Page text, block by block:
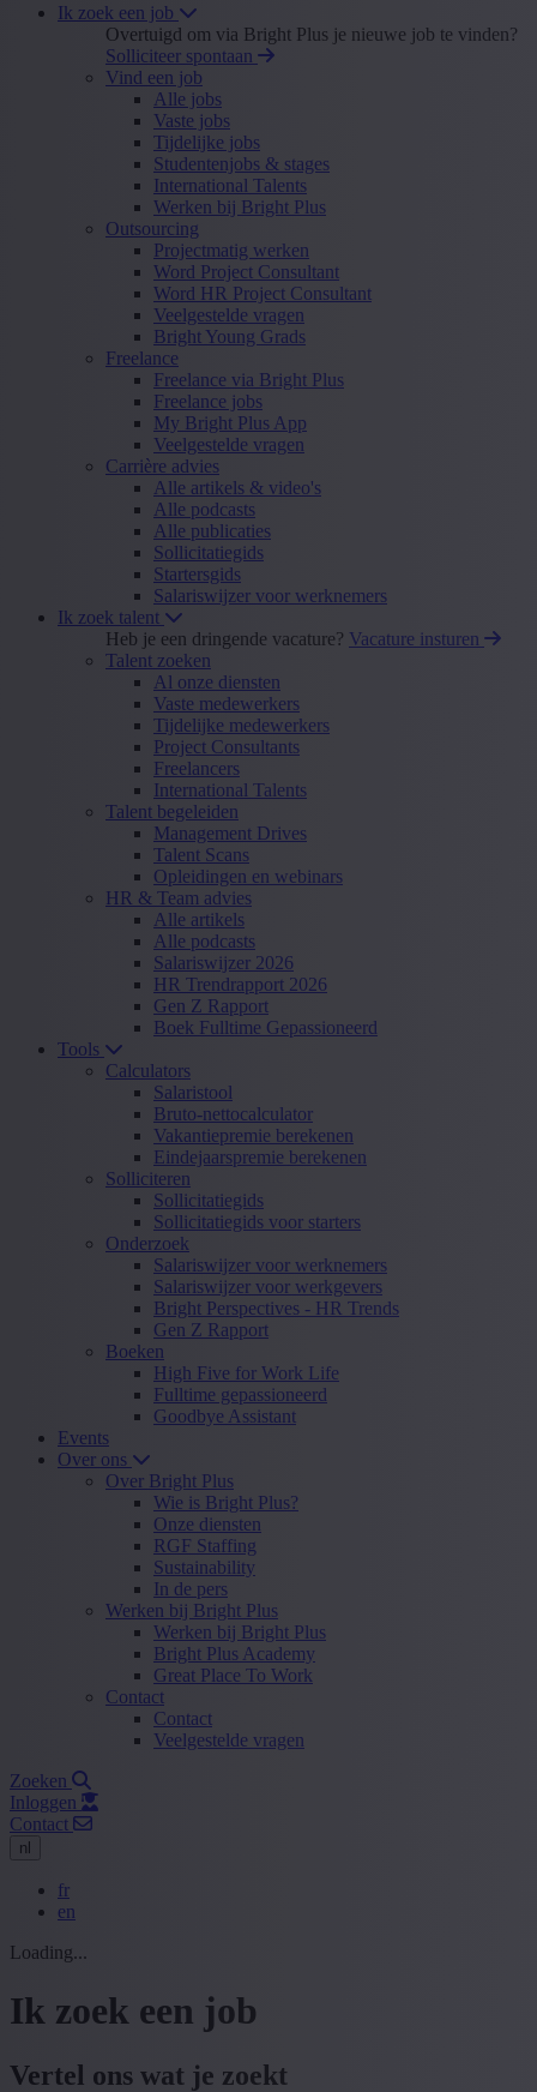
Ik zoek een job
Overtuigd om via Bright Plus je nieuwe job te vinden?
Solliciteer spontaan
Vind een job
Alle jobs
Vaste jobs
Tijdelijke jobs
Studentenjobs & stages
International Talents
Werken bij Bright Plus
Outsourcing
Projectmatig werken
Word Project Consultant
Word HR Project Consultant
Veelgestelde vragen
Bright Young Grads
Freelance
Freelance via Bright Plus
Freelance jobs
My Bright Plus App
Veelgestelde vragen
Carrière advies
Alle artikels & video's
Alle podcasts
Alle publicaties
Sollicitatiegids
Startersgids
Salariswijzer voor werknemers
Ik zoek talent
Heb je een dringende vacature? Vacature insturen
Talent zoeken
Al onze diensten
Vaste medewerkers
Tijdelijke medewerkers
Project Consultants
Freelancers
International Talents
Talent begeleiden
Management Drives
Talent Scans
Opleidingen en webinars
HR & Team advies
Alle artikels
Alle podcasts
Salariswijzer 2026
HR Trendrapport 2026
Gen Z Rapport
Boek Fulltime Gepassioneerd
Tools
Calculators
Salaristool
Bruto-nettocalculator
Vakantiepremie berekenen
Eindejaarspremie berekenen
Solliciteren
Sollicitatiegids
Sollicitatiegids voor starters
Onderzoek
Salariswijzer voor werknemers
Salariswijzer voor werkgevers
Bright Perspectives - HR Trends
Gen Z Rapport
Boeken
High Five for Work Life
Fulltime gepassioneerd
Goodbye Assistant
Events
Over ons
Over Bright Plus
Wie is Bright Plus?
Onze diensten
RGF Staffing
Sustainability
In de pers
Werken bij Bright Plus
Werken bij Bright Plus
Bright Plus Academy
Great Place To Work
Contact
Contact
Veelgestelde vragen
Zoeken
Inloggen
Contact
nl
fr
en
Loading...
Ik zoek een job
Vertel ons wat je zoekt